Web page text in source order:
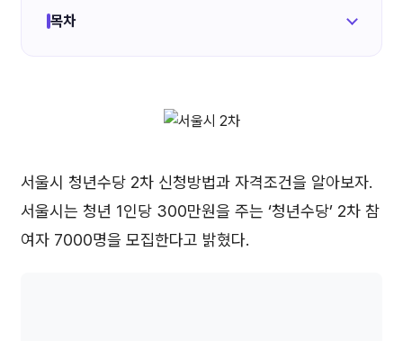
목차
서울시 청년수당 2차 신청방법과 자격조건을 알아보자.
서울시는 청년 1인당 300만원을 주는 ‘청년수당’ 2차 참
여자 7000명을 모집한다고 밝혔다.